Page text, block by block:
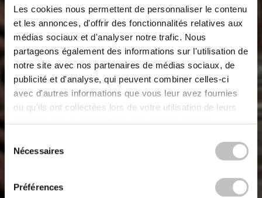
Les cookies nous permettent de personnaliser le contenu
et les annonces, d'offrir des fonctionnalités relatives aux
médias sociaux et d'analyser notre trafic. Nous
partageons également des informations sur l'utilisation de
notre site avec nos partenaires de médias sociaux, de
publicité et d'analyse, qui peuvent combiner celles-ci
avec d'autres informations que vous leur avez fournies
ou qu'ils ont collectées lors de votre utilisation de leurs
Sélection
du Nécessaires
Préférences